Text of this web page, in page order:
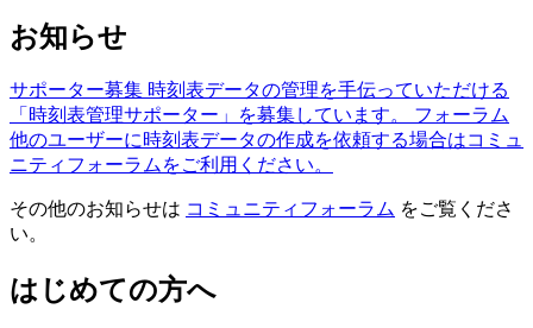
お知らせ
サポーター募集 時刻表データの管理を手伝っていただける
「時刻表管理サポーター」を募集しています。
フォーラム
他のユーザーに時刻表データの作成を依頼する場合はコミュ
ニティフォーラムをご利用ください。
その他のお知らせは コミュニティフォーラム をご覧くださ
い。
はじめての方へ